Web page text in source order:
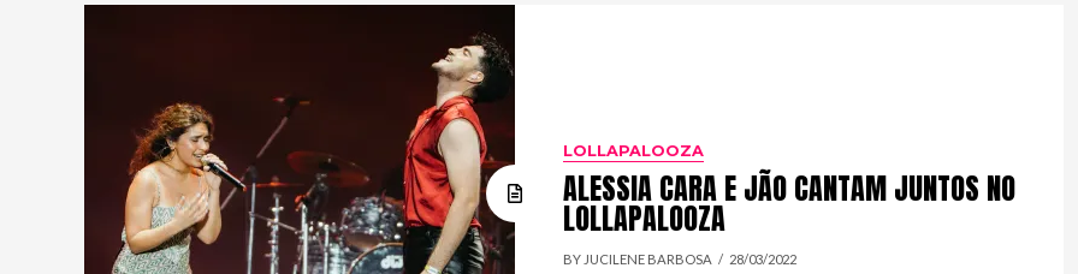
LOLLAPALOOZA
ALESSIA CARA E JÃO CANTAM JUNTOS NO
LOLLAPALOOZA
BY JUCILENE BARBOSA 28/03/2022